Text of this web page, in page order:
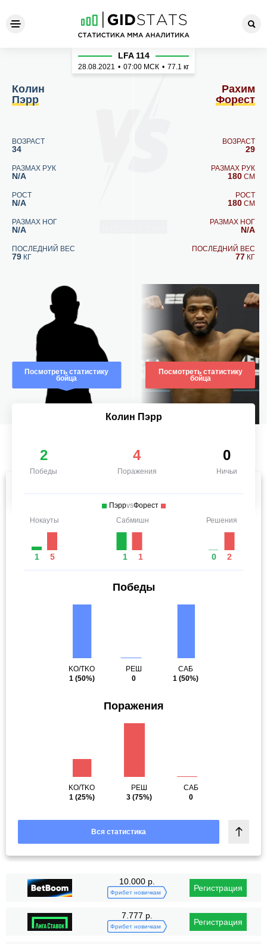
Колин Пэрр - Рахим Форест
Колин
Пэрр
ВОЗРАСТ
34
РАЗМАХ РУК
N/A
РОСТ
N/A
РАЗМАХ НОГ
N/A
ПОСЛЕДНИЙ ВЕС
79 КГ
Посмотреть статистику
бойца
LFA 114
28.08.2021 • 07:00 МСК • 77.1 кг
Рахим
Форест
ВОЗРАСТ
29
РАЗМАХ РУК
180 СМ
РОСТ
180 СМ
РАЗМАХ НОГ
N/A
ПОСЛЕДНИЙ ВЕС
77 КГ
Посмотреть статистику
бойца
Колин Пэрр
2
Победы
4
Поражения
0
Ничьи
ПэррvsФорест
Нокауты
1 5
Сабмишн
1 1
Решения
0 2
Победы
KO/TKO
1(50%)
РЕШ
0
САБ
1 (50%)
Поражения
KO/TKO
1(25%)
РЕШ
3 (75%)
САБ
0
Вся статистика
10.000 р.
Фрибет новичкам Регистрация
7.777 р.
Фрибет новичкам Регистрация